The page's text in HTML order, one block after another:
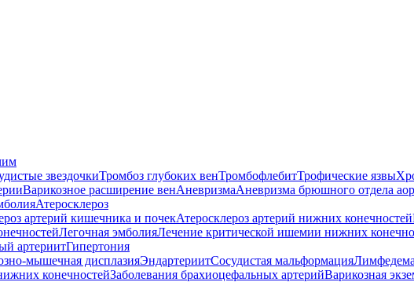
звездочкиТромбоз глубоких венТромбофлебитТрофические язвы
Варикозное расширение венАневризмаАневризма брюшного отдела
Атеросклероз
артерий кишечника и почекАтеросклероз артерий нижних конечностей
Легочная эмболияЛечение критической ишемии нижних
артериитГипертония
мышечная дисплазияЭндартериитСосудистая мальформация
конечностейЗаболевания брахиоцефальных артерийВарикозная